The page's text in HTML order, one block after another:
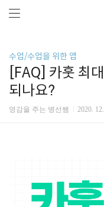
수업/수업을 위한 앱
[FAQ] 카훗 최
되나요?
영감을 주는 병선쌤 2020.